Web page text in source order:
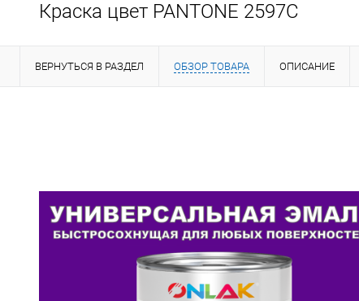
Краска цвет PANTONE 2597C
ВЕРНУТЬСЯ В РАЗДЕЛ ОБЗОР ТОВАРА ОПИСАНИЕ